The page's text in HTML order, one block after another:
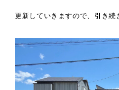
更新していきますので、引き続